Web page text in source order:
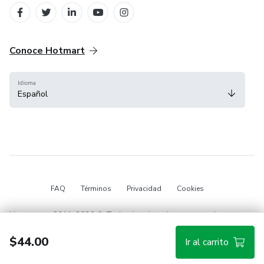
$44.00 Ir al carrito
Conoce Hotmart
Idioma
Español
FAQ Términos Privacidad Cookies
Hotmart — 2011-2026 © Todos los derechos reservados.